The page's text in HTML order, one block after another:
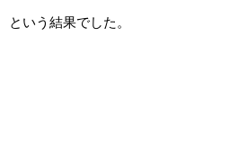
という結果でした。